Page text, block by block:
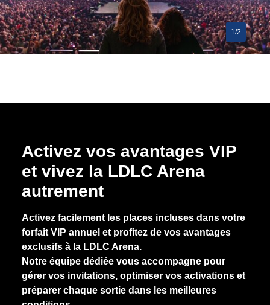
1/2
Activez vos avantages VIP
et vivez la LDLC Arena
autrement
Activez facilement les places incluses dans votre
forfait VIP annuel et profitez de vos avantages
exclusifs à la LDLC Arena.
Notre équipe dédiée vous accompagne pour
gérer vos invitations, optimiser vos activations et
préparer chaque sortie dans les meilleures